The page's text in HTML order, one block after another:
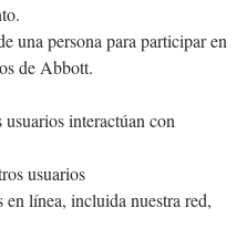
una persona para participar en
de Abbott.
interactúan con
usuarios
línea, incluida nuestra red,